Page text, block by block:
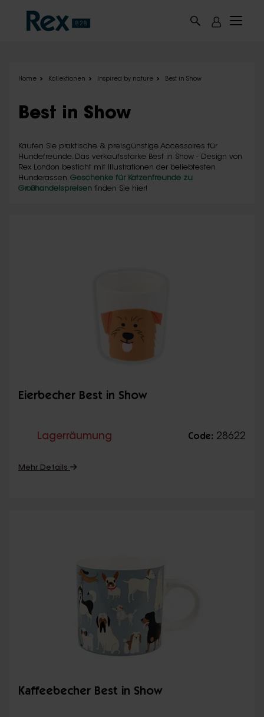
Home Kollektionen Inspired by nature Best in Show
Best in Show
Kaufen Sie praktische & preisgünstige Accessoires für
Hundefreunde. Das verkaufsstarke Best in Show - Design von
Rex London besticht mit Illustrationen der beliebtesten
Hunderassen. Geschenke für Katzenfreunde zu
Großhandelspreisen finden Sie hier!
Eierbecher Best in Show
Lagerräumung Code: 28622
Mehr Details
Kaffeebecher Best in Show